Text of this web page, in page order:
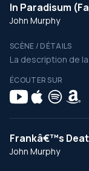
In Paradisum
John Murphy
SCÈNE / DÉTAILS
La description de
ÉCOUTER SUR
Frankâ€™s
John Murphy